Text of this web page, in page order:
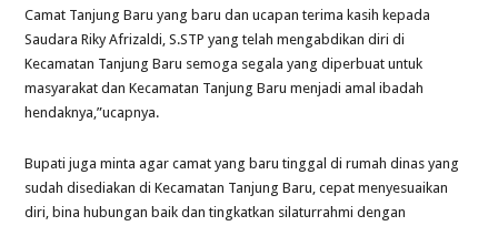
Camat Tanjung Baru yang baru dan ucapan terima kasih kepada
Saudara Riky Afrizaldi, S.STP yang telah mengabdikan diri di
Kecamatan Tanjung Baru semoga segala yang diperbuat untuk
masyarakat dan Kecamatan Tanjung Baru menjadi amal ibadah
hendaknya,”ucapnya.
Bupati juga minta agar camat yang baru tinggal di rumah dinas yang
sudah disediakan di Kecamatan Tanjung Baru, cepat menyesuaikan
diri, bina hubungan baik dan tingkatkan silaturrahmi dengan